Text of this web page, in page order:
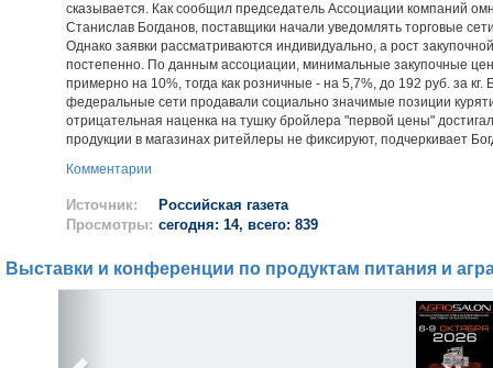
сказывается. Как сообщил председатель Ассоциации компаний
Станислав Богданов, поставщики начали уведомлять торговые
Однако заявки рассматриваются индивидуально, а рост
постепенно. По данным ассоциации, минимальные закупочные
примерно на 10%, тогда как розничные - на 5,7%, до 192 руб. за
федеральные сети продавали социально значимые позиции
отрицательная наценка на тушку бройлера "первой цены"
продукции в магазинах ритейлеры не фиксируют, подчеркивает
Комментарии
Источник:
Российская газета
Просмотры: сегодня: 14, всего: 839
Выставки и конференции по продуктам питания и